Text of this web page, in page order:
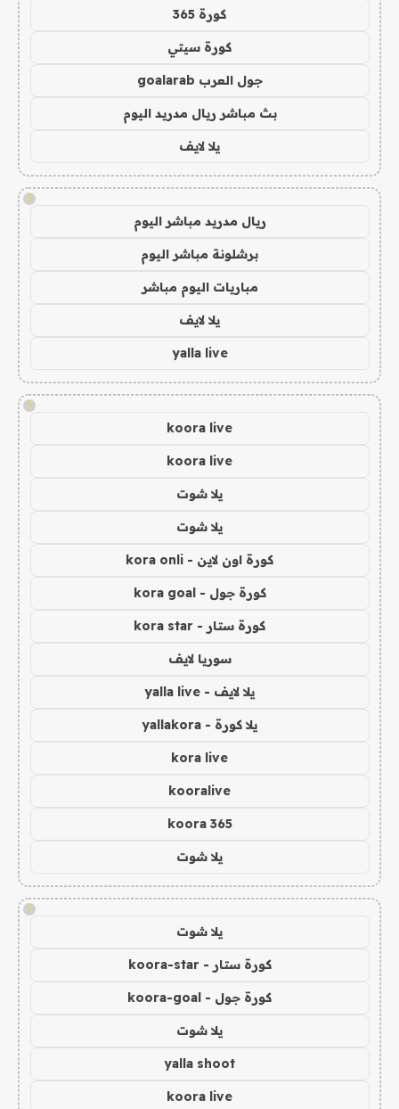
كورة 365
كورة سيتي
جول العرب goalarab
بث مباشر ريال مدريد اليوم
يلا لايف
!
ريال مدريد مباشر اليوم
برشلونة مباشر اليوم
مباريات اليوم مباشر
يلا لايف
yalla live
!
koora live
koora live
يلا شوت
يلا شوت
كورة اون لاين - kora onli
كورة جول - kora goal
كورة ستار - kora star
سوريا لايف
يلا لايف - yalla live
يلا كورة - yallakora
kora live
kooralive
koora 365
يلا شوت
!
يلا شوت
كورة ستار - koora-star
كورة جول - koora-goal
يلا شوت
yalla shoot
koora live